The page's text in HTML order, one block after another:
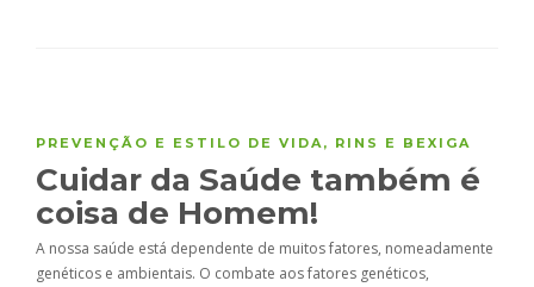
PREVENÇÃO E ESTILO DE VIDA, RINS E BEXIGA
Cuidar da Saúde também é
coisa de Homem!
A nossa saúde está dependente de muitos fatores, nomeadamente
genéticos e ambientais. O combate aos fatores genéticos,